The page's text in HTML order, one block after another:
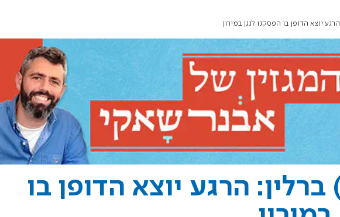
יוצא הדופן בו הפסקנו לנגן במירון
הרגע יוצא הדופן בו